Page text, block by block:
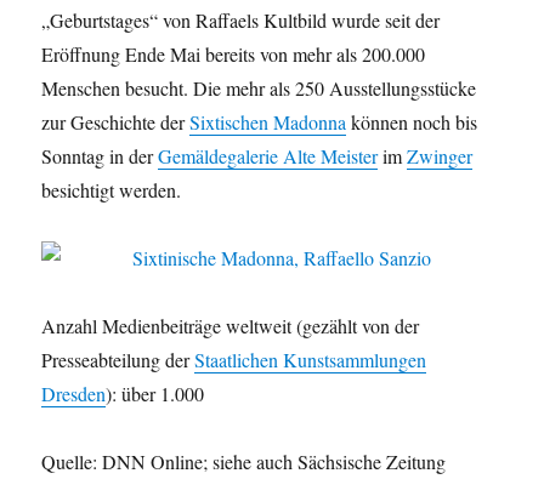
„Geburtstages“ von Raffaels Kultbild wurde seit der
Eröffnung Ende Mai bereits von mehr als 200.000
Menschen besucht. Die mehr als 250 Ausstellungsstücke
zur Geschichte derSixtischen Madonna können noch bis
Sonntag in derGemäldegalerie Alte MeisterimZwinger
besichtigt werden.
Anzahl Medienbeiträge weltweit (gezählt von der
Presseabteilung derStaatlichen Kunstsammlungen
Dresden): über 1.000
Quelle: DNN Online; siehe auch Sächsische Zeitung